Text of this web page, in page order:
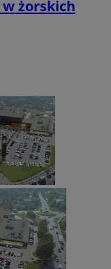
żorskich